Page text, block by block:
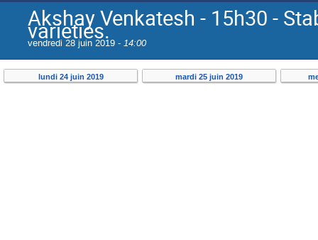
Akshay Venkatesh - 15h30 -
varieties.
vendredi 28 juin 2019 - 14:00
lundi 24 juin 2019 mardi 25 juin 2019